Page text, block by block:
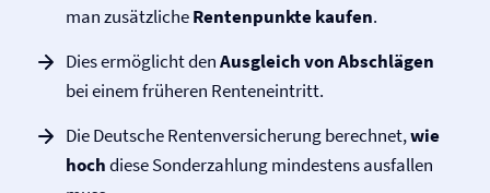
man zusätzlicheRentenpunkte kaufen.
Dies ermöglicht denAusgleich von Abschlägen
bei einem früheren Renteneintritt.
Die Deutsche Renten­versicherung berechnet,wie
hochdiese Sonderzahlung mindestens ausfallen